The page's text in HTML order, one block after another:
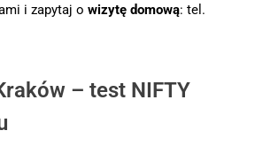
i zapytaj o wizytę domową: tel.
– test NIFTY